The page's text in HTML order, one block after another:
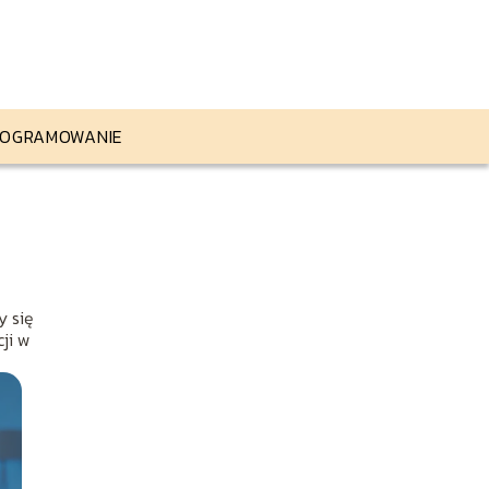
się
w